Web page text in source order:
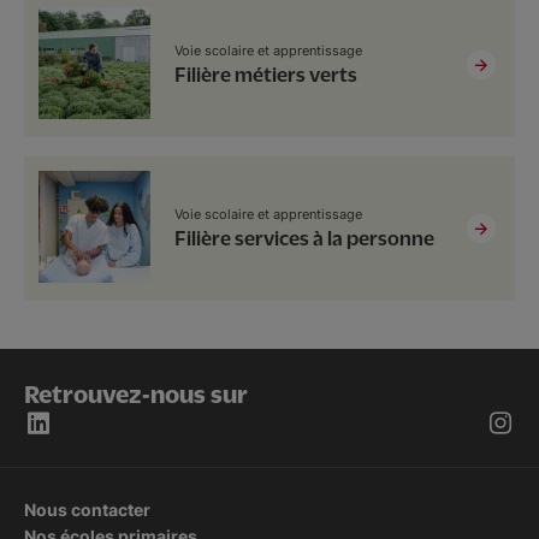
Voie scolaire et apprentissage
Filière métiers verts
Voie scolaire et apprentissage
Filière services à la personne
Retrouvez-nous sur
Nous contacter